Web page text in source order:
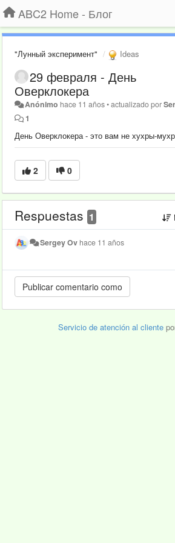
ABC2 Home - Блог
"Лунный эксперимент" Ideas
29 февраля - День
Оверклокера
Anónimo hace 11 años•actualizado por
1
День Оверклокера - это вам не хухры-
2 0
Respuestas 1
Sergey Ov hace 11 años
Servicio de atención al cliente